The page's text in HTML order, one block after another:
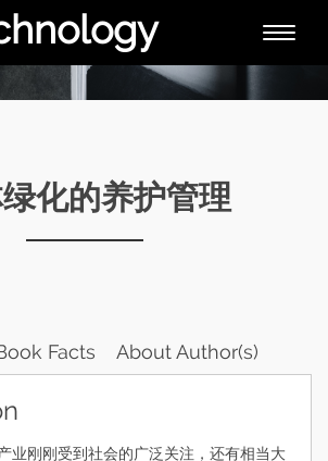
Toggle
化的养护管理
Facts About Author(s)
刚刚受到社会的广泛关注，还有相当大